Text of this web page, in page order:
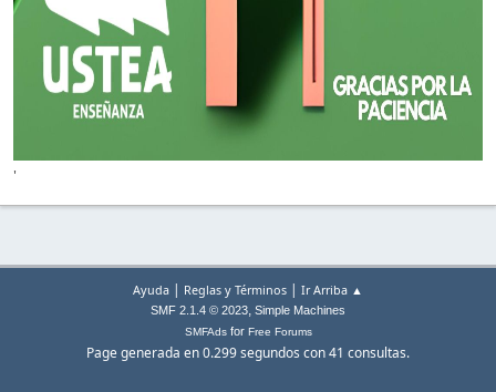
'
Ayuda | Reglas y Términos | Ir Arriba ▲
SMF 2.1.4 © 2023, Simple Machines
SMFAdsfor Free Forums
Page generada en 0.299 segundos con 41 consultas.